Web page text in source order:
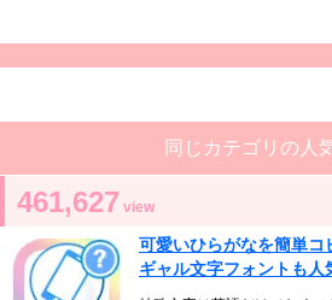
同じカテゴリの人
461,627 view
可愛いひらがなを簡単
ギャル文字フォントも人